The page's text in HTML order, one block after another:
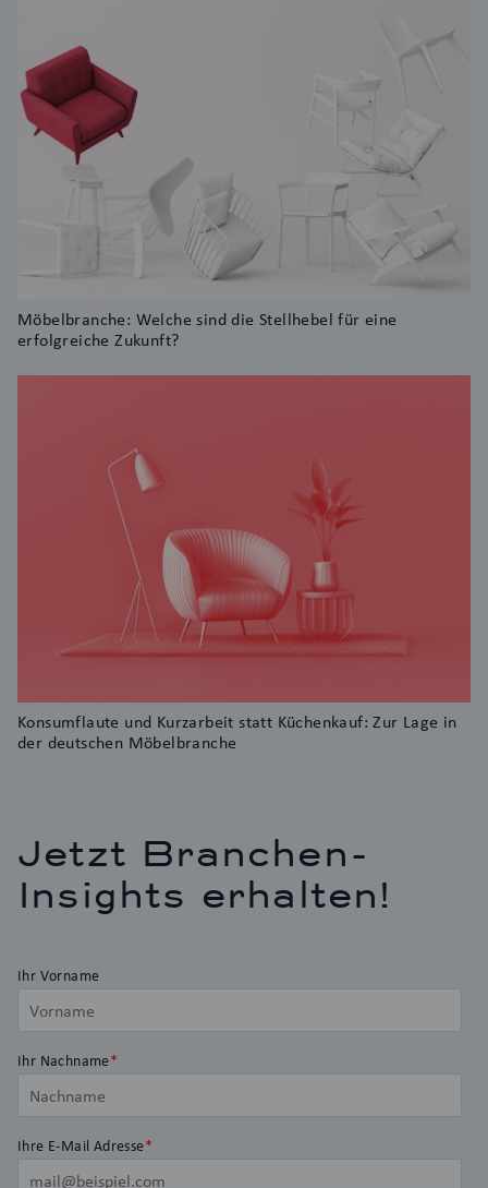
Möbelbranche: Welche sind die Stellhebel für eine
erfolgreiche Zukunft?
Konsumflaute und Kurzarbeit statt Küchenkauf: Zur Lage in
der deutschen Möbelbranche
Jetzt Branchen-
Insights erhalten!
Ihr Vorname
Ihr Nachname*
Ihre E-Mail Adresse*